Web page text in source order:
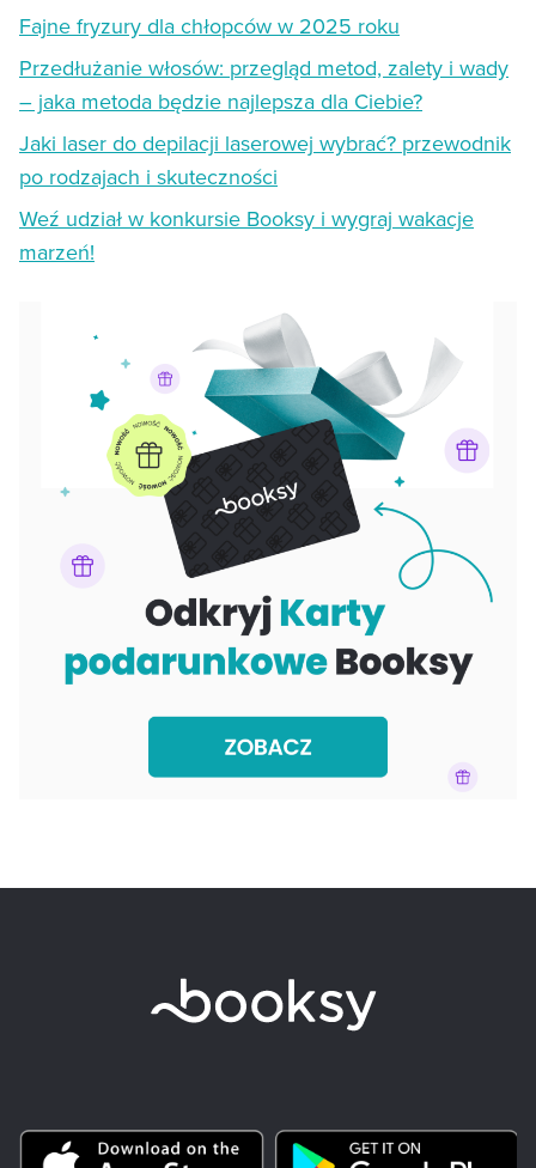
Fajne fryzury dla chłopców w 2025 roku
Przedłużanie włosów: przegląd metod, zalety i wady
– jaka metoda będzie najlepsza dla Ciebie?
Jaki laser do depilacji laserowej wybrać? przewodnik
po rodzajach i skuteczności
Weź udział w konkursie Booksy i wygraj wakacje
marzeń!